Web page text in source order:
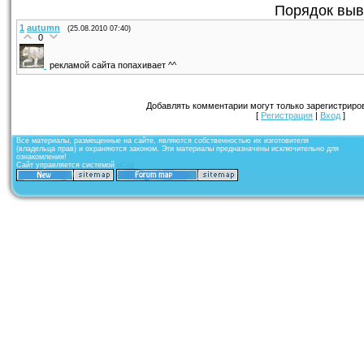
Порядок
1 autumn (25.08.2010 07:40)
0
рекламой сайта попахивает ^^
Добавлять комментарии могут только
[ Регистрация | Вход ]
Все материалы, размещенные на сайте, являются собственностью их изготовителя
(владельца прав) и охраняются законом. Эти материалы предназначены исключительно для
ознакомления!
Сайт управляется системой